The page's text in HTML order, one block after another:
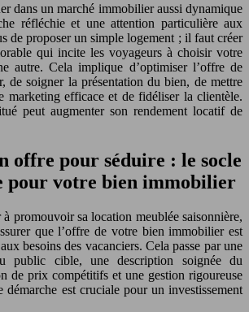
dans un marché immobilier aussi dynamique
réfléchie et une attention particulière aux
de proposer un simple logement ; il faut créer
qui incite les voyageurs à choisir votre
autre. Cela implique d’optimiser l’offre de
de soigner la présentation du bien, de mettre
marketing efficace et de fidéliser la clientèle.
peut augmenter son rendement locatif de
offre pour séduire : le socle
pour votre bien immobilier
promouvoir sa location meublée saisonnière,
que l’offre de votre bien immobilier est
besoins des vacanciers. Cela passe par une
public cible, une description soignée du
de prix compétitifs et une gestion rigoureuse
démarche est cruciale pour un investissement